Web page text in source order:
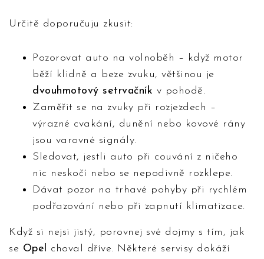
Určitě doporučuju zkusit:
Pozorovat auto na volnoběh – když motor
běží klidně a beze zvuku, většinou je
dvouhmotový setrvačník v pohodě.
Zaměřit se na zvuky při rozjezdech –
výrazné cvakání, dunění nebo kovové rány
jsou varovné signály.
Sledovat, jestli auto při couvání z ničeho
nic neskočí nebo se nepodivně rozklepe.
Dávat pozor na trhavé pohyby při rychlém
podřazování nebo při zapnutí klimatizace.
Když si nejsi jistý, porovnej své dojmy s tím, jak
se Opel choval dříve. Některé servisy dokáží